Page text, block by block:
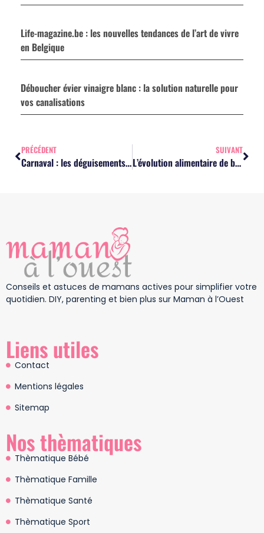
Life-magazine.be : les nouvelles tendances de l’art de vivre
en Belgique
Déboucher évier vinaigre blanc : la solution naturelle pour
vos canalisations
PRÉCÉDENT
Carnaval : les déguisements de princesse les plus populaires pour les filles
SUIVANT
L’évolution alimentaire de bébé mois par mois : le guide surprenant des mamans
Conseils et astuces de mamans actives pour simplifier votre
quotidien. DIY, parenting et bien plus sur Maman à l’Ouest
Liens utiles
Contact
Mentions légales
Sitemap
Nos thèmatiques
Thèmatique Bébé
Thèmatique Famille
Thèmatique Santé
Thèmatique Sport